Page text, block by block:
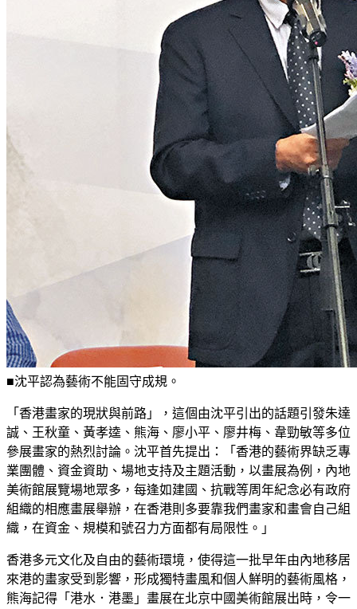
■沈平認為藝術不能固守成規。
「香港畫家的現狀與前路」，這個由沈平引出的話題引發朱達
誠、王秋童、黃孝逵、熊海、廖小平、廖井梅、韋勁敏等多位
參展畫家的熱烈討論。沈平首先提出：「香港的藝術界缺乏專
業團體、資金資助、場地支持及主題活動，以畫展為例，內地
美術館展覽場地眾多，每逢如建國、抗戰等周年紀念必有政府
組織的相應畫展舉辦，在香港則多要靠我們畫家和畫會自己組
織，在資金、規模和號召力方面都有局限性。」
香港多元文化及自由的藝術環境，使得這一批早年由內地移居
來港的畫家受到影響，形成獨特畫風和個人鮮明的藝術風格，
熊海記得「港水．港墨」畫展在北京中國美術館展出時，令一